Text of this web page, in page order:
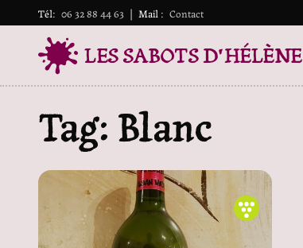
Tél: 06 32 88 44 63 | Mail : Contact
LES SABOTS D'HÉLÈNE
Tag: Blanc